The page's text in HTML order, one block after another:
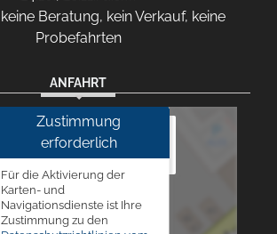
Beratung, kein Verkauf, keine
Probefahrten
ANFAHRT
Autoland
Str. 69 - 79, 42781 Haan
Zustimmung
erforderlich
Für die Aktivierung der
Karten- und
Navigationsdienste ist Ihre
Zustimmung zu den